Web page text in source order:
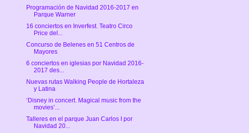
Programación de Navidad 2016-2017 en
Parque Warner
16 conciertos en Inverfest. Teatro Circo
Price del...
Concurso de Belenes en 51 Centros de
Mayores
6 conciertos en iglesias por Navidad 2016-
2017 des...
Nuevas rutas Walking People de Hortaleza
y Latina
‘Disney in concert. Magical music from the
movies’...
Talleres en el parque Juan Carlos I por
Navidad 20...